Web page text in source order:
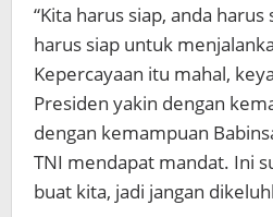
“Kita harus siap, anda
harus siap untuk
Kepercayaan itu mahal,
Presiden yakin dengan
dengan kemampuan
TNI mendapat mandat. Ini
buat kita, jadi jangan